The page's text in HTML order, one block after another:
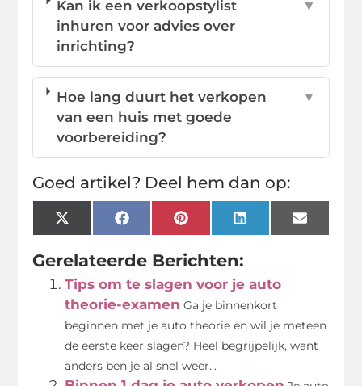
Kan ik een verkoopstylist
inhuren voor advies over
inrichting?
▼
Hoe lang duurt het verkopen
van een huis met goede
voorbereiding?
▼
Goed artikel? Deel hem dan op:
X
(Twitter)
FacebookPinterestLinkedInEmail
Gerelateerde Berichten:
Tips om te slagen voor je auto
theorie-examen Ga je binnenkort
beginnen met je auto theorie en wil je meteen
de eerste keer slagen? Heel begrijpelijk, want
anders ben je al snel weer...